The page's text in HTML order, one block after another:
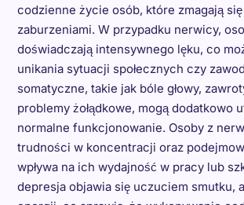
codzienne życie osób, które zmagają
zaburzeniami. W przypadku nerwicy,
doświadczają intensywnego lęku, co
unikania sytuacji społecznych czy
somatyczne, takie jak bóle głowy,
problemy żołądkowe, mogą dodatkowo
normalne funkcjonowanie. Osoby z
trudności w koncentracji oraz
wpływa na ich wydajność w pracy lub
depresja objawia się uczuciem smutku,